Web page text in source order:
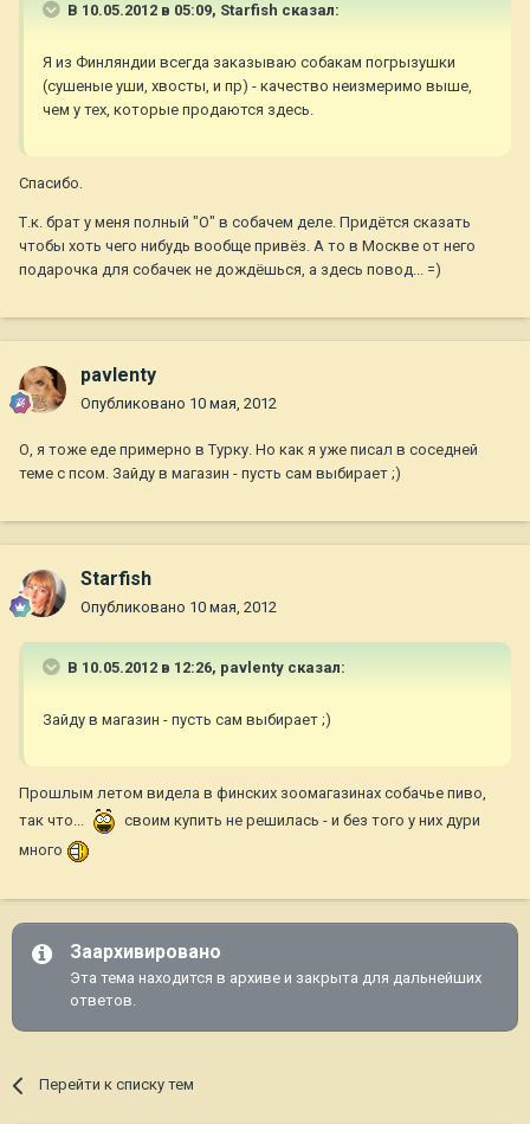
В 10.05.2012 в 05:09, Starfish сказал:
Я из Финляндии всегда заказываю собакам погрызушки
(сушеные уши, хвосты, и пр) - качество неизмеримо выше,
чем у тех, которые продаются здесь.
Спасибо.
Т.к. брат у меня полный "О" в собачем деле. Придётся сказать
чтобы хоть чего нибудь вообще привёз. А то в Москве от него
подарочка для собачек не дождёшься, а здесь повод... =)
pavlenty
Опубликовано 10 мая, 2012
О, я тоже еде примерно в Турку. Но как я уже писал в соседней
теме с псом. Зайду в магазин - пусть сам выбирает ;)
Starfish
Опубликовано 10 мая, 2012
В 10.05.2012 в 12:26, pavlenty сказал:
Зайду в магазин - пусть сам выбирает ;)
Прошлым летом видела в финских зоомагазинах собачье пиво,
так что...
своим купить не решилась - и без того у них дури
много
Заархивировано
Эта тема находится в архиве и закрыта для дальнейших
ответов.
Перейти к списку тем